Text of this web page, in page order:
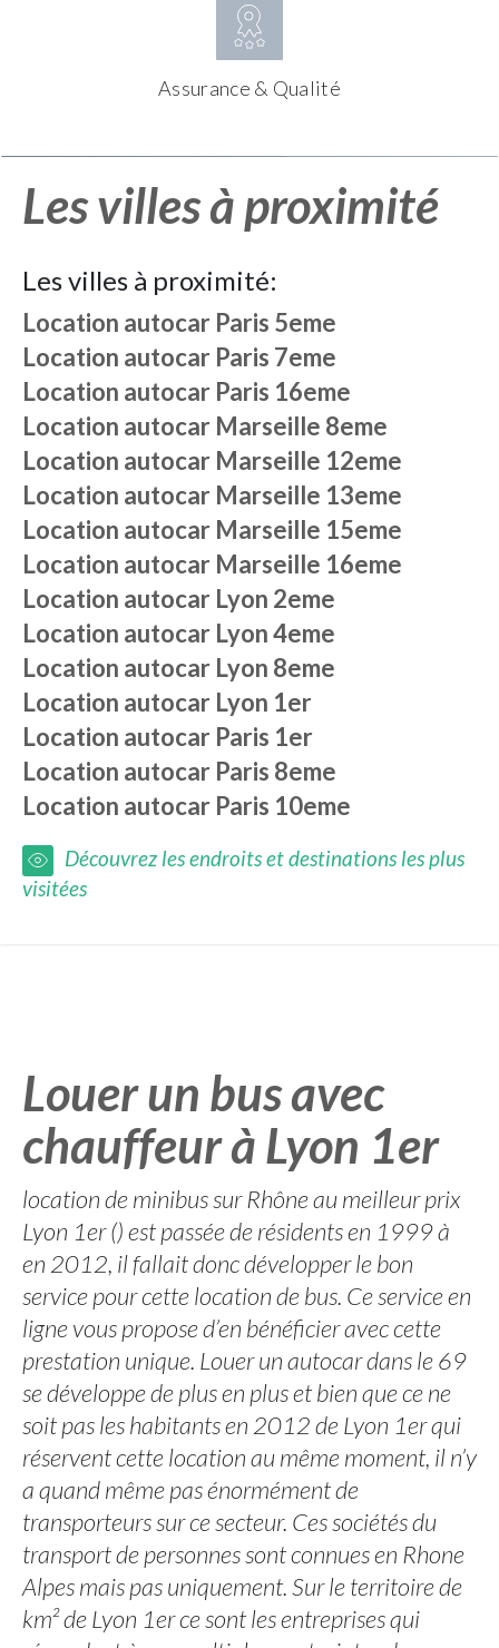
Assurance & Qualité
Les villes à proximité
Les villes à proximité:
Location autocar Paris 5eme
Location autocar Paris 7eme
Location autocar Paris 16eme
Location autocar Marseille 8eme
Location autocar Marseille 12eme
Location autocar Marseille 13eme
Location autocar Marseille 15eme
Location autocar Marseille 16eme
Location autocar Lyon 2eme
Location autocar Lyon 4eme
Location autocar Lyon 8eme
Location autocar Lyon 1er
Location autocar Paris 1er
Location autocar Paris 8eme
Location autocar Paris 10eme
Découvrez les endroits et destinations les plus
visitées
Louer un bus avec
chauffeur à Lyon 1er
location de minibus sur Rhône au meilleur prix
Lyon 1er () est passée de résidents en 1999 à
en 2012, il fallait donc développer le bon
service pour cette location de bus. Ce service en
ligne vous propose d’en bénéficier avec cette
prestation unique. Louer un autocar dans le 69
se développe de plus en plus et bien que ce ne
soit pas les habitants en 2012 de Lyon 1er qui
réservent cette location au même moment, il n’y
a quand même pas énormément de
transporteurs sur ce secteur. Ces sociétés du
transport de personnes sont connues en Rhone
Alpes mais pas uniquement. Sur le territoire de
km² de Lyon 1er ce sont les entreprises qui